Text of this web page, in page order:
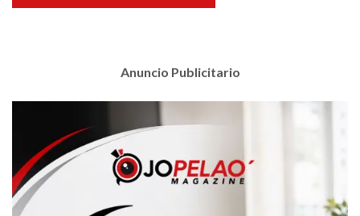
Anuncio Publicitario